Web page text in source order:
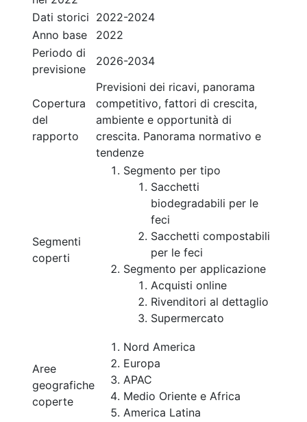
Dati storici 2022-2024
Anno base
2022
Periodo di
previsione
2026-2034
Copertura
del
rapporto
Previsioni dei ricavi, panorama
competitivo, fattori di crescita,
ambiente e opportunità di
crescita. Panorama normativo e
tendenze
Segmenti
coperti
Segmento per tipo
Sacchetti
biodegradabili per le
feci
Sacchetti compostabili
per le feci
Segmento per applicazione
Acquisti online
Rivenditori al dettaglio
Supermercato
Aree
geografiche
coperte
Nord America
Europa
APAC
Medio Oriente e Africa
America Latina